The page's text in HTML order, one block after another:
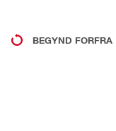
BEGYND FORFRA